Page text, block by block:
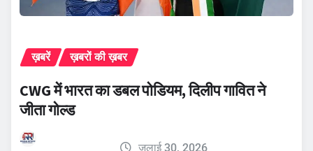
ख़बरें ख़बरों की ख़बर
CWG में भारत का डबल पोडियम, दिलीप गावित ने
जीता गोल्ड
जुलाई 30, 2026